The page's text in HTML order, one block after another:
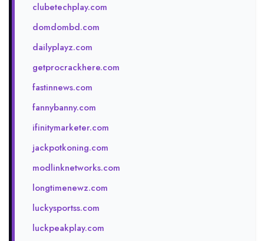
clubetechplay.com
domdombd.com
dailyplayz.com
getprocrackhere.com
fastinnews.com
fannybanny.com
ifinitymarketer.com
jackpotkoning.com
modlinknetworks.com
longtimenewz.com
luckysportss.com
luckpeakplay.com